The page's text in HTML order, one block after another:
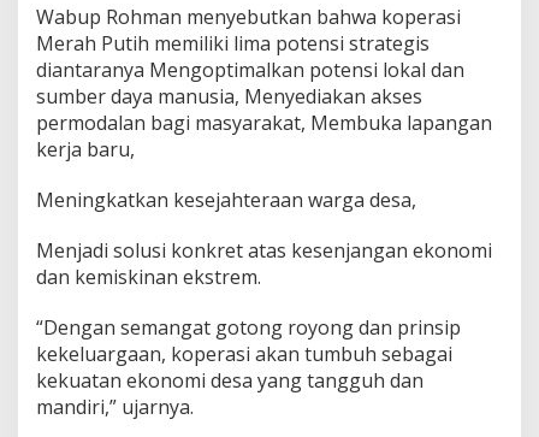
i
Wabup Rohman menyebutkan bahwa koperasi
Merah Putih memiliki lima potensi strategis
diantaranya Mengoptimalkan potensi lokal dan
sumber daya manusia, Menyediakan akses
permodalan bagi masyarakat, Membuka lapangan
kerja baru,
Meningkatkan kesejahteraan warga desa,
Menjadi solusi konkret atas kesenjangan ekonomi
dan kemiskinan ekstrem.
“Dengan semangat gotong royong dan prinsip
kekeluargaan, koperasi akan tumbuh sebagai
kekuatan ekonomi desa yang tangguh dan
mandiri,” ujarnya.